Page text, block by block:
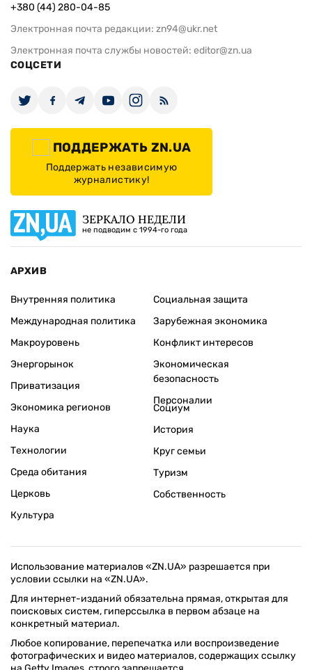
+380 (44) 280-04-85
Электронная почта редакции: zn94@ukr.net
Электронная почта службы новостей: editor@zn.ua
СОЦСЕТИ
ПОДДЕРЖАТЬ ZN.UA
Поддержать независимую
журналистику!
ЗЕРКАЛО НЕДЕЛИ
не подводим с 1994-го года
АРХИВ
Внутренняя политика
Международная политика
Макроуровень
Энергорынок
Приватизация
Экономика регионов
Социальная защита
Зарубежная экономика
Конфликт интересов
Экономическая
безопасность
Персоналии
Наука
Технологии
Среда обитания
Церковь
Культура
Социум
История
Круг семьи
Туризм
Собственность
Использование материалов «ZN.UA» разрешается при
условии ссылки на «ZN.UA».
Для интернет-изданий обязательна прямая, открытая для
поисковых систем, гиперссылка в первом абзаце на
конкретный материал.
Любое копирование, перепечатка или воспроизведение
фотографических и видео материалов, содержащих ссылку